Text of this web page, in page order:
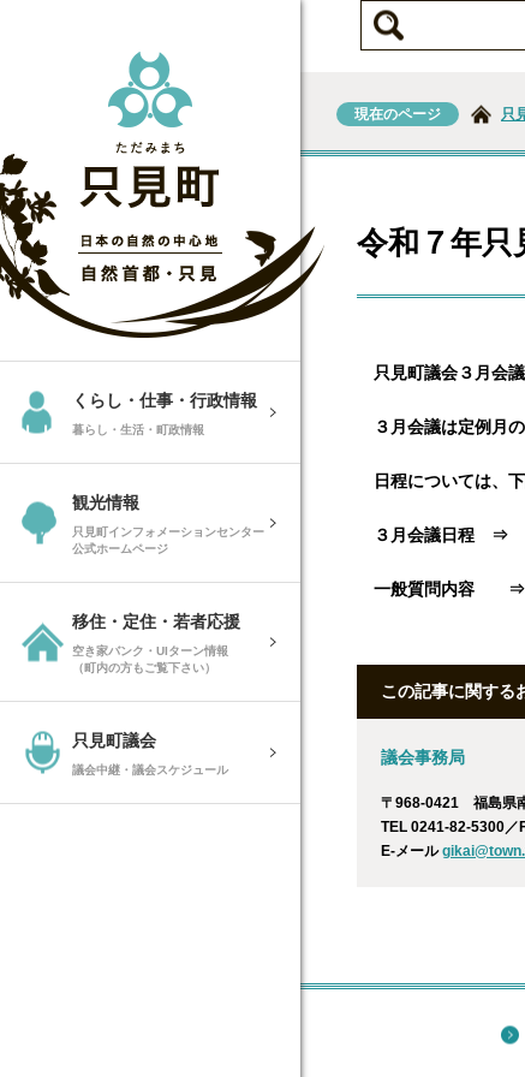
くらし・仕事・行政情報
暮らし・生活・町政情報
観光情報
只見町インフォメーションセンター
公式ホームページ
移住・定住・若者応援
空き家バンク・UIターン情報
（町内の方もご覧下さい）
只見町議会
議会中継・議会スケジュール
現在のページ 只
令和７年只
只見町議会３月会議
３月会議は定例月の
日程については、下
３月会議日程
一般質問内容
この記事に関する
議会事務局
〒968-0421 福島県
TEL 0241-82-5300／
E-メール